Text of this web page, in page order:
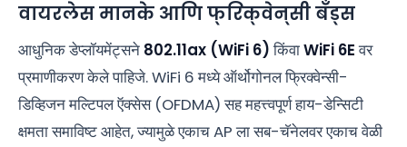
वायरलेस मानके आणि फ्रिक्वेन्सी बँड्स
आधुनिक डेप्लॉयमेंट्सने 802.11ax (WiFi 6)किंवाWiFi 6Eवर
प्रमाणीकरण केले पाहिजे. WiFi 6 मध्ये ऑर्थोगोनल फ्रिक्वेन्सी-
डिव्हिजन मल्टिपल ऍक्सेस (OFDMA) सह महत्त्वपूर्ण हाय-डेन्सिटी
क्षमता समाविष्ट आहेत, ज्यामुळे एकाच AP ला सब-चॅनेलवर एकाच वेळी